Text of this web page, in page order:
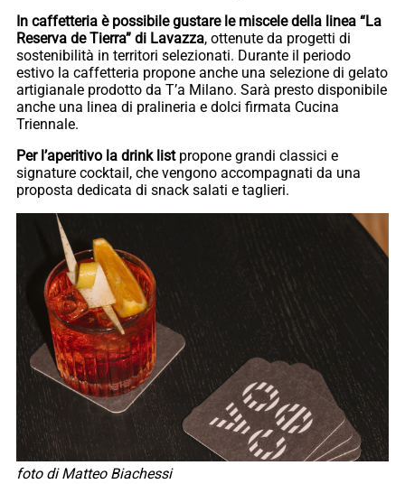
In caffetteria è possibile gustare le miscele della linea “La
Reserva de Tierra” di Lavazza, ottenute da progetti di
sostenibilità in territori selezionati. Durante il periodo
estivo la caffetteria propone anche una selezione di gelato
artigianale prodotto da T’a Milano. Sarà presto disponibile
anche una linea di pralineria e dolci firmata Cucina
Triennale.
Per l’aperitivo la drink listpropone grandi classici e
signature cocktail, che vengono accompagnati da una
proposta dedicata di snack salati e taglieri.
foto di Matteo Biachessi